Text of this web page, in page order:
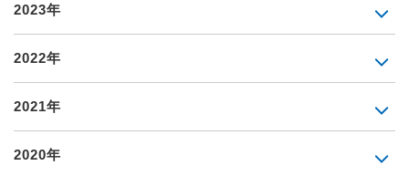
2023年
2022年
2021年
2020年